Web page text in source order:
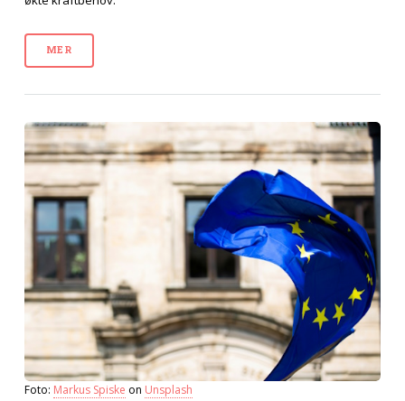
MER
Foto: Markus Spiske on Unsplash